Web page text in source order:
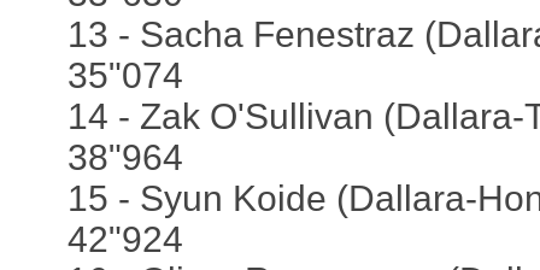
13 - Sacha Fenestraz
35"074
14 - Zak O'Sullivan (Dallara-
38"964
15 - Syun Koide (Dallara-
42"924